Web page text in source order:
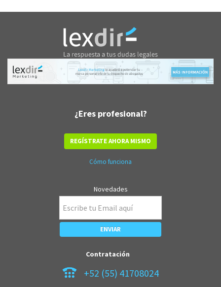
¿Eres profesional?
REGÍSTRATE AHORA MISMO
Cómo funciona
Novedades
Contratación
+52 (55) 41708024